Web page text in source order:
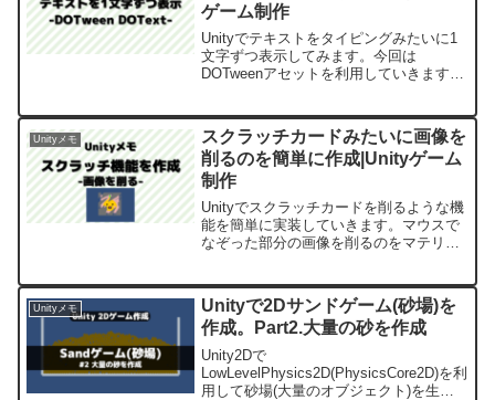
ゲーム制作
Unityでテキストをタイピングみたいに1
文字ずつ表示してみます。今回は
DOTweenアセットを利用していきます。
です。
Unityメモ
スクラッチカードみたいに画像を
削るのを簡単に作成|Unityゲーム
制作
Unityでスクラッチカードを削るような機
能を簡単に実装していきます。マウスで
なぞった部分の画像を削るのをマテリア
Unityメモ
Unityで2Dサンドゲーム(砂場)を
作成。Part2.大量の砂を作成
Unity2Dで
LowLevelPhysics2D(PhysicsCore2D)を利
用して砂場(大量のオブジェクト)を生成